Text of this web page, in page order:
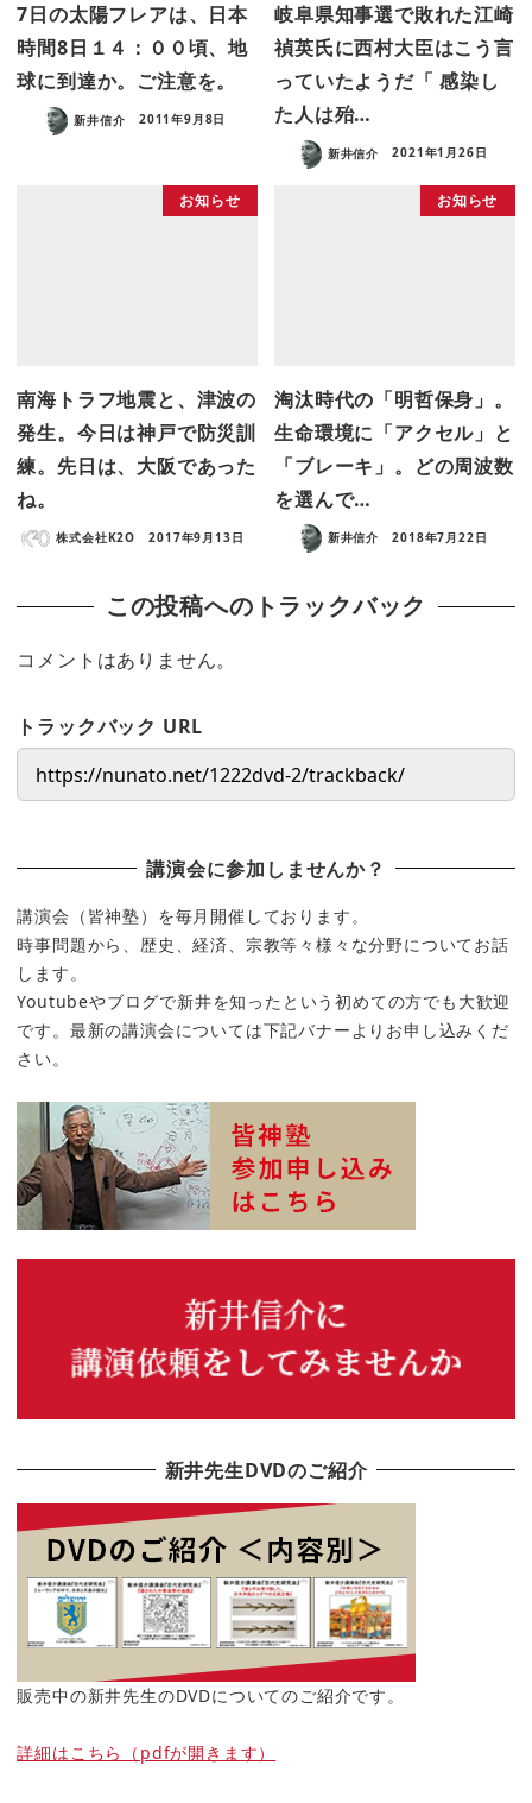
7日の太陽フレアは、日本
時間8日１４：００頃、地
球に到達か。ご注意を。
新井信介 2011年9月8日
岐阜県知事選で敗れた江崎
禎英氏に西村大臣はこう言
っていたようだ「 感染し
た人は殆…
新井信介 2021年1月26日
お知らせ
南海トラフ地震と、津波の
発生。今日は神戸で防災訓
練。先日は、大阪であった
ね。
株式会社K2O 2017年9月13日
お知らせ
淘汰時代の「明哲保身」。
生命環境に「アクセル」と
「ブレーキ」。どの周波数
を選んで…
新井信介 2018年7月22日
この投稿へのトラックバック
コメントはありません。
トラックバック URL
講演会に参加しませんか？
講演会（皆神塾）を毎月開催しております。
時事問題から、歴史、経済、宗教等々様々な分野についてお話
します。
Youtubeやブログで新井を知ったという初めての方でも大歓迎
です。最新の講演会については下記バナーよりお申し込みくだ
さい。
新井先生DVDのご紹介
販売中の新井先生のDVDについてのご紹介です。
詳細はこちら（pdfが開きます）